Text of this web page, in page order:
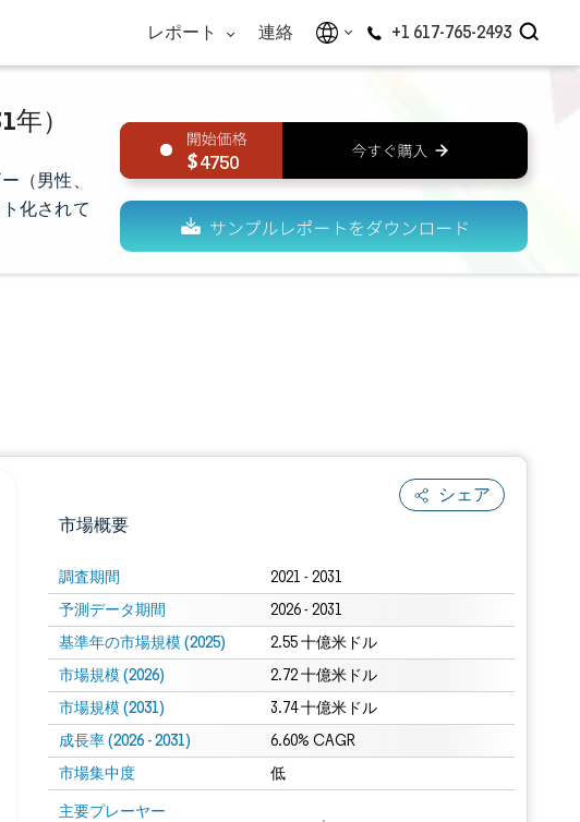
レポート 連絡 +1 617-765-2493
）
（男性、
化されて
4750
シェア
市場概要
調査期間 2021 - 2031
予測データ期間 2026 - 2031
基準年の市場規模 (2025) 2.55 十億米ドル
市場規模 (2026) 2.72 十億米ドル
市場規模 (2031) 3.74 十億米ドル
成長率 (2026 - 2031) 6.60% CAGR
市場集中度 低
主要プレーヤー
画像 © Mordor Intelligence。再利用にはCC BY 4.0の表示が必要です。
CC BY 4.0の表示が必要です。